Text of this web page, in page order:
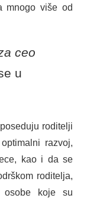
mnogo više od
ceo
u
roditelji
razvoj,
kao i da se
roditelja,
osobe koje su